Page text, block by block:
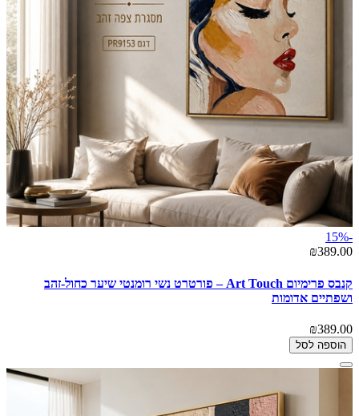
-15%
₪389.00
קנבס פרימיום Art Touch – פורטרט נשי רומנטי שיער כחול-זהב
ושפתיים אדומות
₪389.00
הוספה לסל